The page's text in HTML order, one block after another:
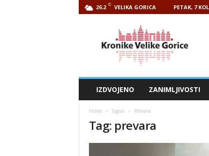
26.2 C VELIKA GORICA PETAK, 7
IZDVOJENO ZANIMLJIVOSTI
Home Tagovi Prevara
Tag: prevara